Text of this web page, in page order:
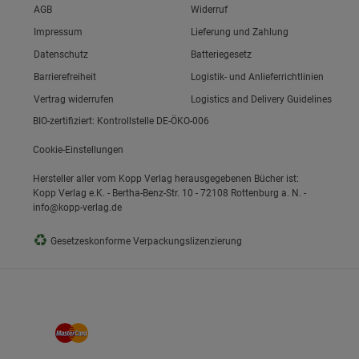
Link zum/zur
AGB
Link zum/zur
Impressum
Link zum/zur
Datenschutz
Link zum/zur
Barrierefreiheit
Vertrag widerrufen
Widerruf
Lieferung und Zahlung
Batteriegesetz
Logistik- und Anlieferrichtlinien
Logistics and Delivery Guidelines
BIO-zertifiziert: Kontrollstelle DE-ÖKO-006
Cookie-Einstellungen
Hersteller aller vom Kopp Verlag herausgegebenen Bücher ist:
Kopp Verlag e.K. - Bertha-Benz-Str. 10 - 72108 Rottenburg a. N. -
info@kopp-verlag.de
♻ Gesetzeskonforme Verpackungslizenzierung
Gruppe